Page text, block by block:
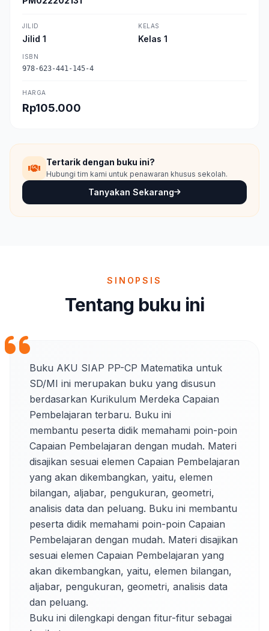
JILID
Jilid 1
KELAS
Kelas 1
ISBN
978-623-441-145-4
HARGA
Rp105.000
Tertarik dengan buku ini?
Hubungi tim kami untuk penawaran khusus sekolah.
Tanyakan Sekarang
SINOPSIS
Tentang buku ini
Buku AKU SIAP PP-CP Matematika untuk
SD/MI ini merupakan buku yang disusun
berdasarkan Kurikulum Merdeka Capaian
Pembelajaran terbaru. Buku ini
membantu peserta didik memahami poin-poin
Capaian Pembelajaran dengan mudah. Materi
disajikan sesuai elemen Capaian Pembelajaran
yang akan dikembangkan, yaitu, elemen
bilangan, aljabar, pengukuran, geometri,
analisis data dan peluang. Buku ini membantu
peserta didik memahami poin-poin Capaian
Pembelajaran dengan mudah. Materi disajikan
sesuai elemen Capaian Pembelajaran yang
akan dikembangkan, yaitu, elemen bilangan,
aljabar, pengukuran, geometri, analisis data
dan peluang.
Buku ini dilengkapi dengan fitur-fitur sebagai